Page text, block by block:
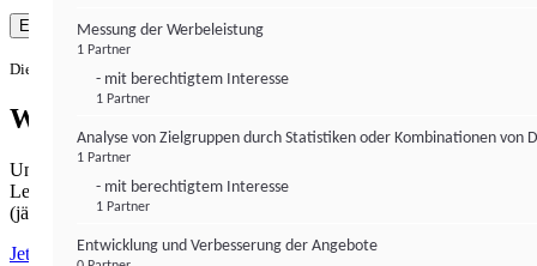
Einverstanden
Die Zustimmung ist jederzeit widerrufbar.
Werbefrei lesen
Unabhängiger Journalismus hat seinen Preis.
Lesen Sie institutional-money.com PUR für 33,99€ pro Monat
(jährliche Abrechnung).
Jetzt abonnieren
Messung der Werbeleistung
1 Partner
- mit berechtigtem Interesse
1 Partner
Analyse von Zielgruppen durch Statistiken oder Kombinationen von
1 Partner
- mit berechtigtem Interesse
1 Partner
Entwicklung und Verbesserung der Angebote